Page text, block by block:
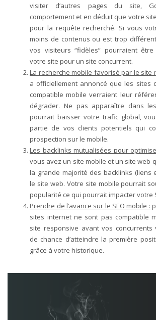
visiter d’autres pages du site,
comportement et en déduit que votre
pour la requête recherché. Si vous
moins de contenus ou est trop
vos visiteurs “fidèles” pourraient
votre site pour un site concurrent.
La recherche mobile favorisé par le site
a officiellement annoncé que les sites
compatible mobile verraient leur
dégrader. Ne pas apparaître dans
pourrait baisser votre trafic global,
partie de vos clients potentiels qui
prospection sur le mobile.
Les backlinks mutualisées pour
vous avez un site mobile et un site web
la grande majorité des backlinks (liens
le site web. Votre site mobile pourrait
popularité ce qui pourrait impacter votre
Prendre de l’avance sur le SEO mobile :
sites internet ne sont pas compatible
site responsive avant vos
de chance d’atteindre la première
grâce à votre historique.